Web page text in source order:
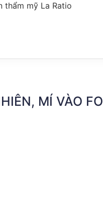
thẩm mỹ La Ratio
MÍ VÀO